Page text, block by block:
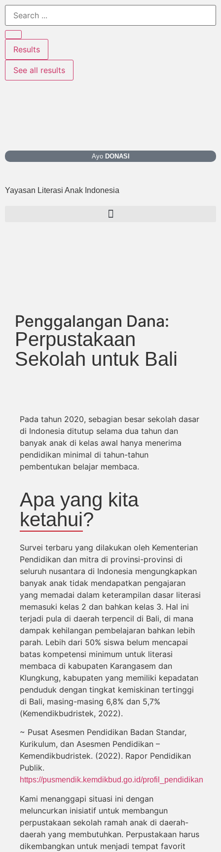
Results
See all results
Ayo DONASI
Yayasan Literasi Anak Indonesia
Penggalangan Dana:
Perpustakaan
Sekolah untuk Bali
Pada tahun 2020, sebagian besar sekolah dasar
di Indonesia ditutup selama dua tahun dan
banyak anak di kelas awal hanya menerima
pendidikan minimal di tahun-tahun
pembentukan belajar membaca.
Apa yang kita
ketahui?
Survei terbaru yang dilakukan oleh Kementerian
Pendidikan dan mitra di provinsi-provinsi di
seluruh nusantara di Indonesia mengungkapkan
banyak anak tidak mendapatkan pengajaran
yang memadai dalam keterampilan dasar literasi
memasuki kelas 2 dan bahkan kelas 3. Hal ini
terjadi pula di daerah terpencil di Bali, di mana
dampak kehilangan pembelajaran bahkan lebih
parah. Lebih dari 50% siswa belum mencapai
batas kompetensi minimum untuk literasi
membaca di kabupaten Karangasem dan
Klungkung, kabupaten yang memiliki kepadatan
penduduk dengan tingkat kemiskinan tertinggi
di Bali, masing-masing 6,8% dan 5,7%
(Kemendikbudristek, 2022).
~ Pusat Asesmen Pendidikan Badan Standar,
Kurikulum, dan Asesmen Pendidikan –
Kemendikbudristek. (2022). Rapor Pendidikan
Publik.
https://pusmendik.kemdikbud.go.id/profil_pendidikan
Kami menanggapi situasi ini dengan
meluncurkan inisiatif untuk membangun
perpustakaan sekolah ramah anak di daerah-
daerah yang membutuhkan. Perpustakaan harus
dikembangkan untuk menjadi tempat favorit